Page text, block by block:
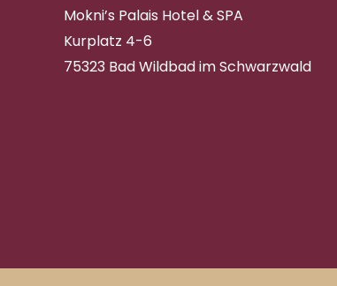
Mokni’s Palais Hotel & SPA
Kurplatz 4-6
75323 Bad Wildbad im Schwarzwald